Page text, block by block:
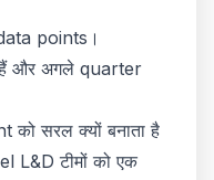
points।
हैं और अगले quarter
सरल क्यों बनाता है
L&D टीमों को एक